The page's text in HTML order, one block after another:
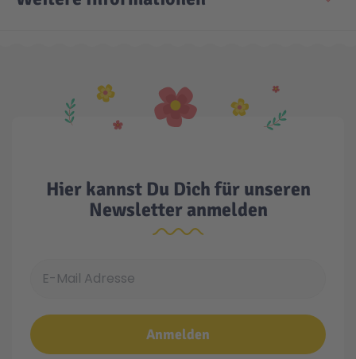
LEGO® Blumen
Hier kannst Du Dich für unseren
Newsletter anmelden
Anmelden